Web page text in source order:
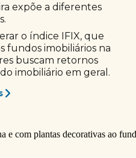
expõe a diferentes
o índice IFIX, que
fundos imobiliários na
buscam retornos
imobiliário em geral.